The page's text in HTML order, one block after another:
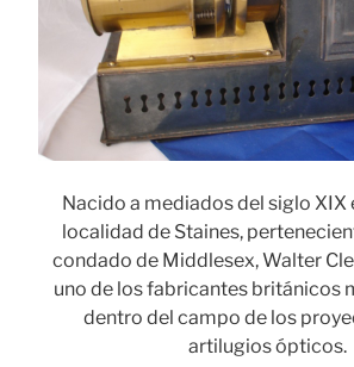
Nacido a mediados del siglo XIX
localidad de Staines,
condado de Middlesex, Walter
uno de los fabricantes británicos
dentro del campo de los
artilugios ópticos.